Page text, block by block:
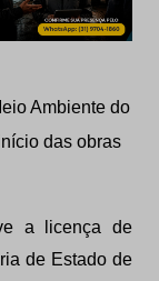
Ambiente do
das obras
a licença de
de Estado de